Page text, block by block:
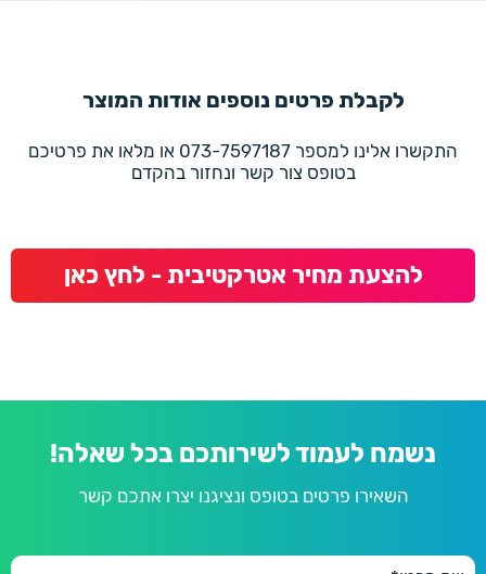
לקבלת פרטים נוספים אודות המוצר
התקשרו אלינו למספר 073-7597187 או מלאו את פרטיכם
בטופס צור קשר ונחזור בהקדם
להצעת מחיר אטרקטיבית - לחץ כאן
נשמח לעמוד לשירותכם בכל שאלה!
השאירו פרטים בטופס ונציגנו יצרו אתכם קשר